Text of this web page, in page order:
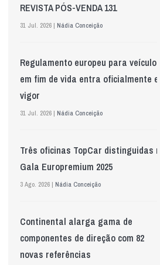
REVISTA PÓS-VENDA 131
31 Jul. 2026 | Nádia Conceição
Regulamento europeu para veículos
em fim de vida entra oficialmente em
vigor
31 Jul. 2026 | Nádia Conceição
Três oficinas TopCar distinguidas na
Gala Europremium 2025
3 Ago. 2026 | Nádia Conceição
Continental alarga gama de
componentes de direção com 82
novas referências